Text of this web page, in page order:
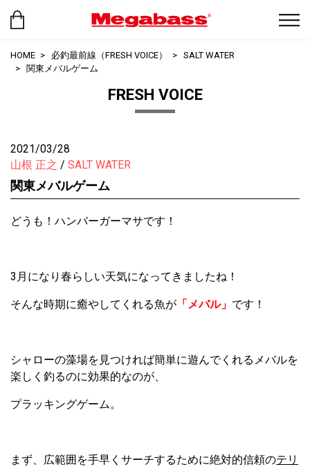
HOME 必釣最前線（FRESH VOICE）
SALT WATER
関東メバルゲーム
FRESH VOICE
2021/03/28
山根 正之
SALT WATER
関東メバルゲーム
どうも！ハンバーガーマサです！
3月になり春らしい天気になってきましたね！
そんな時期に癒やしてくれる魚が 「メバル」 です！
シャローの藻場を見つければ簡単に遊んでくれるメバルを
楽しく釣るのに効果的なのが、
プラッキングゲーム。
まず、広範囲を手早くサーチするために絶対的信頼のテリ